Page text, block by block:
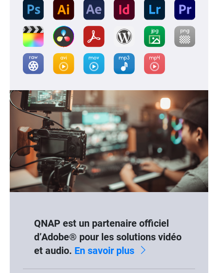
QNAP est un partenaire officiel
d’Adobe® pour les solutions vidéo
et audio. En savoir plus